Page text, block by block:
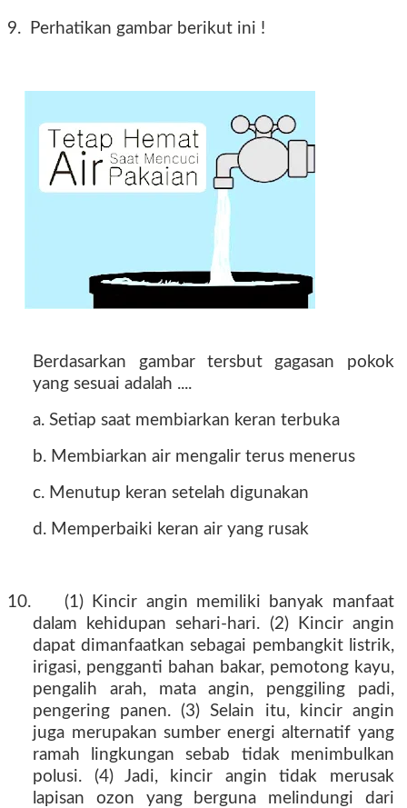
9. Perhatikan gambar berikut ini !
Berdasarkan gambar tersbut gagasan pokok
yang sesuai adalah ....
a. Setiap saat membiarkan keran terbuka
b. Membiarkan air mengalir terus menerus
c. Menutup keran setelah digunakan
d. Memperbaiki keran air yang rusak
10.
(1) Kincir angin memiliki banyak manfaat
dalam kehidupan sehari-hari. (2) Kincir angin
dapat dimanfaatkan sebagai pembangkit listrik,
irigasi, pengganti bahan bakar, pemotong kayu,
pengalih arah, mata angin, penggiling padi,
pengering panen. (3) Selain itu, kincir angin
juga merupakan sumber energi alternatif yang
ramah lingkungan sebab tidak menimbulkan
polusi. (4) Jadi, kincir angin tidak merusak
lapisan ozon yang berguna melindungi dari